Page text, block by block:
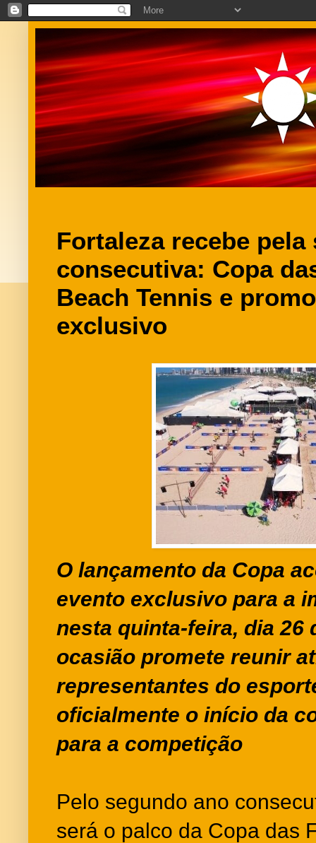
Fortaleza recebe pela
consecutiva: Copa
Beach Tennis e
exclusivo
O lançamento da Copa
evento exclusivo para a
nesta quinta-feira, dia 26
ocasião promete reunir
representantes do
oficialmente o início da
para a competição
Pelo segundo ano
será o palco da Copa das